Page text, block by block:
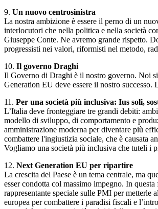
9. Un nuovo centrosinistra
La nostra ambizione è essere il perno di un
interlocutori che nella politica e nella società
Giuseppe Conte. Ne avremo grande rispetto.
progressisti nei valori, riformisti nel metodo,
10. Il governo Draghi
Il Governo di Draghi è il nostro governo. Noi
Generation EU deve essere il nostro
11. Per una società più inclusiva: Ius soli,
L’Italia deve fronteggiare tre grandi debiti:
modello di sviluppo, di comportamento e
amministrazione moderna per diventare più
combattere l'ingiustizia sociale, che è causata
Vogliamo una società più inclusiva che tuteli i
12. Next Generation EU per ripartire
La crescita del Paese è un tema centrale, ma
esser condotta col massimo impegno. In
rappresentante speciale sulle PMI per metterle
europea per combattere i paradisi fiscali e